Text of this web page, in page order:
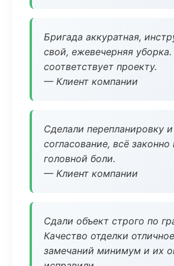
Бригада аккуратная,
свой, ежевечерняя уборка.
соответствует проекту.
— Клиент компании
Сделали перепланировку и
согласование, всё законно
головной боли.
— Клиент компании
Сдали объект строго по
Качество отделки
замечаний минимум и их